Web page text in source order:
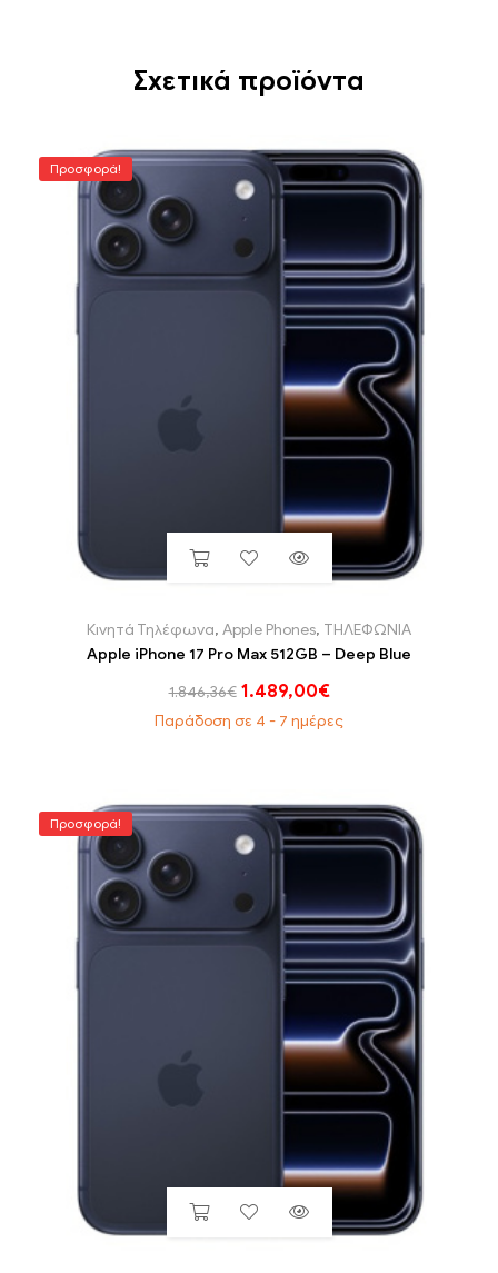
Σχετικά προϊόντα
Προσφορά!
Κινητά Τηλέφωνα, Apple Phones, ΤΗΛΕΦΩΝΙΑ
Apple iPhone 17 Pro Max 512GB – Deep Blue
1.846,36€ 1.489,00€
Παράδοση σε 4 - 7 ημέρες
Προσφορά!